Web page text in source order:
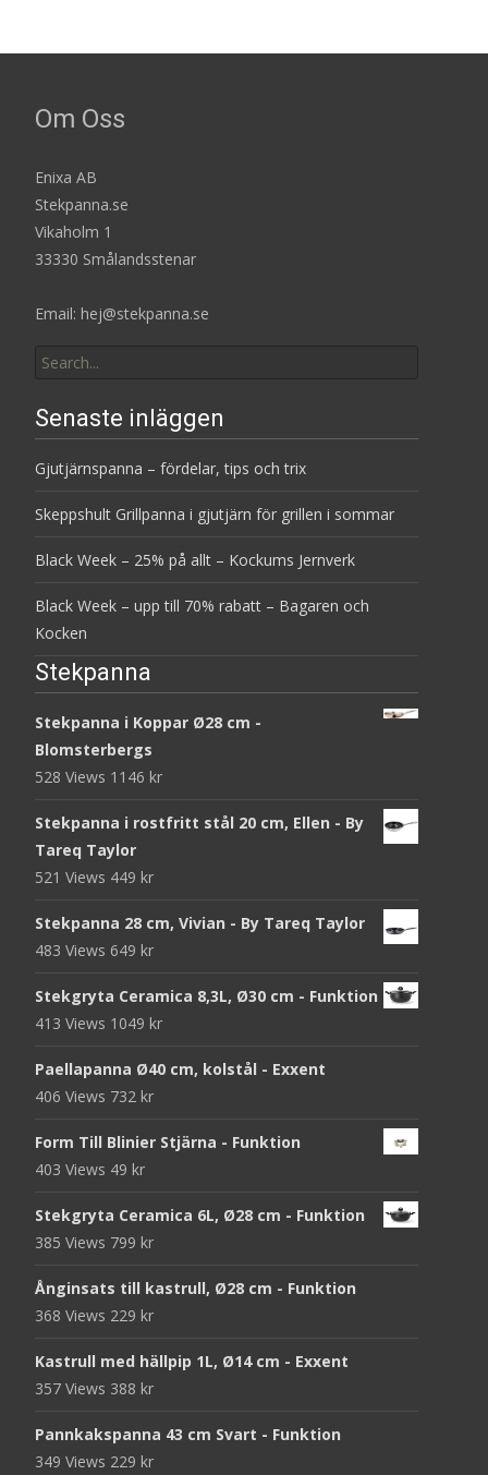
Om Oss
Enixa AB
Stekpanna.se
Vikaholm 1
33330 Smålandsstenar
Email: hej@stekpanna.se
for:
Senaste inläggen
Gjutjärnspanna – fördelar, tips och trix
Skeppshult Grillpanna i gjutjärn för grillen i sommar
Black Week – 25% på allt – Kockums Jernverk
Black Week – upp till 70% rabatt – Bagaren och
Kocken
Stekpanna
Stekpanna i Koppar Ø28 cm -
Blomsterbergs
528 Views 1146 kr
Stekpanna i rostfritt stål 20 cm, Ellen - By
Tareq Taylor
521 Views 449 kr
Stekpanna 28 cm, Vivian - By Tareq Taylor
483 Views 649 kr
Stekgryta Ceramica 8,3L, Ø30 cm - Funktion
413 Views 1049 kr
Paellapanna Ø40 cm, kolstål - Exxent
406 Views 732 kr
Form Till Blinier Stjärna - Funktion
403 Views 49 kr
Stekgryta Ceramica 6L, Ø28 cm - Funktion
385 Views 799 kr
Ånginsats till kastrull, Ø28 cm - Funktion
368 Views 229 kr
Kastrull med hällpip 1L, Ø14 cm - Exxent
357 Views 388 kr
Pannkakspanna 43 cm Svart - Funktion
349 Views 229 kr